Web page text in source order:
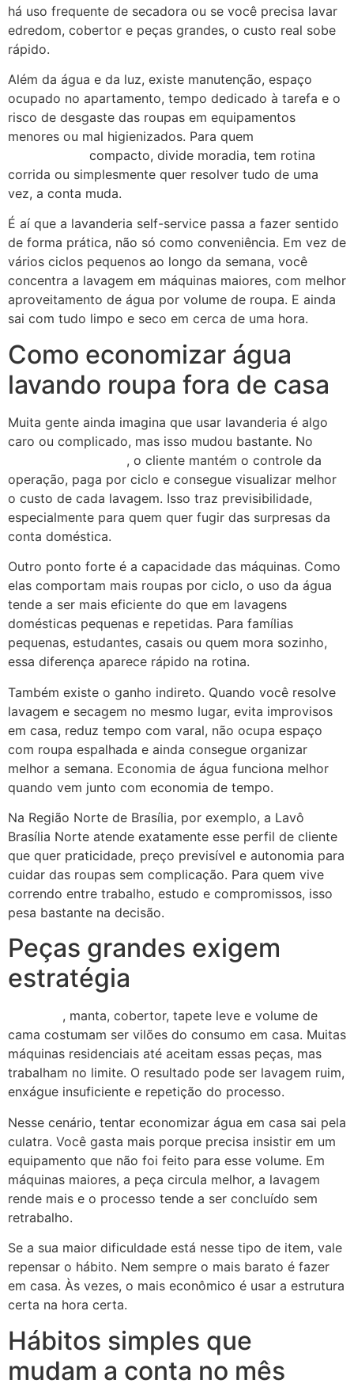
há uso frequente de secadora ou se você precisa lavar
edredom, cobertor e peças grandes, o custo real sobe
rápido.
Além da água e da luz, existe manutenção, espaço
ocupado no apartamento, tempo dedicado à tarefa e o
risco de desgaste das roupas em equipamentos
menores ou mal higienizados. Para quem
compacto, divide moradia, tem rotina
corrida ou simplesmente quer resolver tudo de uma
vez, a conta muda.
É aí que a lavanderia self-service passa a fazer sentido
de forma prática, não só como conveniência. Em vez de
vários ciclos pequenos ao longo da semana, você
concentra a lavagem em máquinas maiores, com melhor
aproveitamento de água por volume de roupa. E ainda
sai com tudo limpo e seco em cerca de uma hora.
Como economizar água
lavando roupa fora de casa
Muita gente ainda imagina que usar lavanderia é algo
caro ou complicado, mas isso mudou bastante. No
, o cliente mantém o controle da
operação, paga por ciclo e consegue visualizar melhor
o custo de cada lavagem. Isso traz previsibilidade,
especialmente para quem quer fugir das surpresas da
conta doméstica.
Outro ponto forte é a capacidade das máquinas. Como
elas comportam mais roupas por ciclo, o uso da água
tende a ser mais eficiente do que em lavagens
domésticas pequenas e repetidas. Para famílias
pequenas, estudantes, casais ou quem mora sozinho,
essa diferença aparece rápido na rotina.
Também existe o ganho indireto. Quando você resolve
lavagem e secagem no mesmo lugar, evita improvisos
em casa, reduz tempo com varal, não ocupa espaço
com roupa espalhada e ainda consegue organizar
melhor a semana. Economia de água funciona melhor
quando vem junto com economia de tempo.
Na Região Norte de Brasília, por exemplo, a Lavô
Brasília Norte atende exatamente esse perfil de cliente
que quer praticidade, preço previsível e autonomia para
cuidar das roupas sem complicação. Para quem vive
correndo entre trabalho, estudo e compromissos, isso
pesa bastante na decisão.
Peças grandes exigem
estratégia
, manta, cobertor, tapete leve e volume de
cama costumam ser vilões do consumo em casa. Muitas
máquinas residenciais até aceitam essas peças, mas
trabalham no limite. O resultado pode ser lavagem ruim,
enxágue insuficiente e repetição do processo.
Nesse cenário, tentar economizar água em casa sai pela
culatra. Você gasta mais porque precisa insistir em um
equipamento que não foi feito para esse volume. Em
máquinas maiores, a peça circula melhor, a lavagem
rende mais e o processo tende a ser concluído sem
retrabalho.
Se a sua maior dificuldade está nesse tipo de item, vale
repensar o hábito. Nem sempre o mais barato é fazer
em casa. Às vezes, o mais econômico é usar a estrutura
certa na hora certa.
Hábitos simples que
mudam a conta no mês